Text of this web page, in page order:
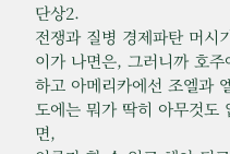
단상2.
전쟁과 질병 경제파탄 머시
이가 나면은, 그러니까 호
하고 아메리카에선 조엘과
도에는 뭐가 딱히 아무것도
면,